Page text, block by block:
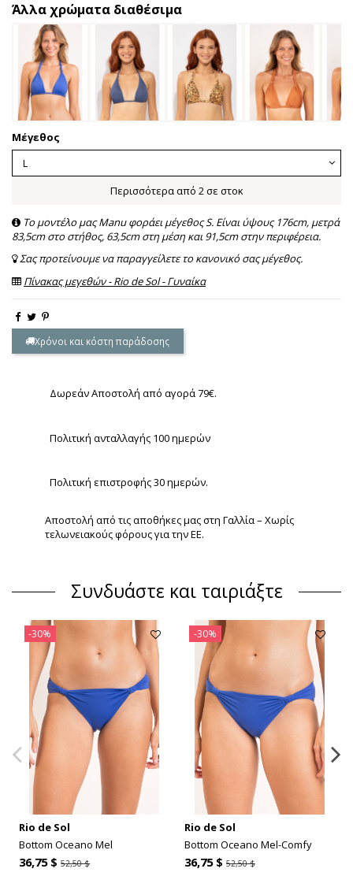
Άλλα χρώματα διαθέσιμα
Μέγεθος
Περισσότερα από 2 σε στοκ
Το μοντέλο μας Manu φοράει μέγεθος S. Είναι ύψους 176cm, μετρά
83,5cm στο στήθος, 63,5cm στη μέση και 91,5cm στην περιφέρεια.
Σας προτείνουμε να παραγγείλετε το κανονικό σας μέγεθος.
Πίνακας μεγεθών - Rio de Sol - Γυναίκα
Χρόνοι και κόστη παράδοσης
Δωρεάν Αποστολή από αγορά 79€.
Πολιτική ανταλλαγής 100 ημερών
Πολιτική επιστροφής 30 ημερών.
Αποστολή από τις αποθήκες μας στη Γαλλία – Χωρίς
τελωνειακούς φόρους για την ΕΕ.
Συνδυάστε και ταιριάξτε
-30%
Rio de Sol
Bottom Oceano Mel
36,75 $52,50 $
-30%
Rio de Sol
Bottom Oceano Mel-Comfy
36,75 $ 52,50 $